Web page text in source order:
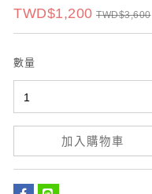
TWD$1,200 TWD$3,600
數量
加入購物車